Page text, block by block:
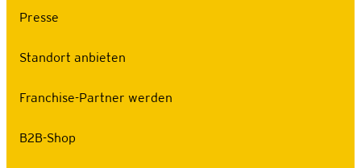
Presse
Standort anbieten
Franchise-Partner werden
B2B-Shop